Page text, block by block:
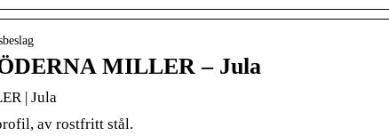
MILLER – Jula
| Jula
av rostfritt stål.